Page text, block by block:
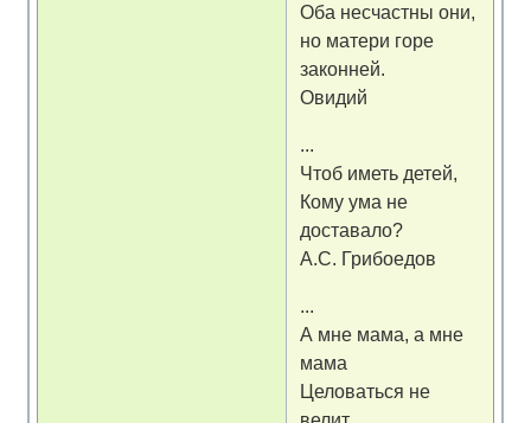
Оба несчастны они,
но матери горе
законней.
Овидий
...
Чтоб иметь детей,
Кому ума не
доставало?
А.С. Грибоедов
...
А мне мама, а мне
мама
Целоваться не